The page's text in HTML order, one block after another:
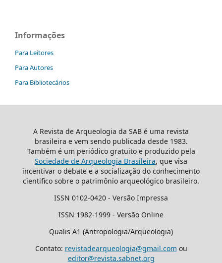
Informações
Para Leitores
Para Autores
Para Bibliotecários
A Revista de Arqueologia da SAB é uma revista
brasileira e vem sendo publicada desde 1983.
Também é um periódico gratuito e produzido pela
Sociedade de Arqueologia Brasileira, que visa
incentivar o debate e a socialização do conhecimento
cientifico sobre o patrimônio arqueológico brasileiro.
ISSN 0102-0420 - Versão Impressa
ISSN 1982-1999 - Versão Online
Qualis A1 (Antropologia/Arqueologia)
Contato: revistadearqueologia@gmail.com ou
editor@revista.sabnet.org